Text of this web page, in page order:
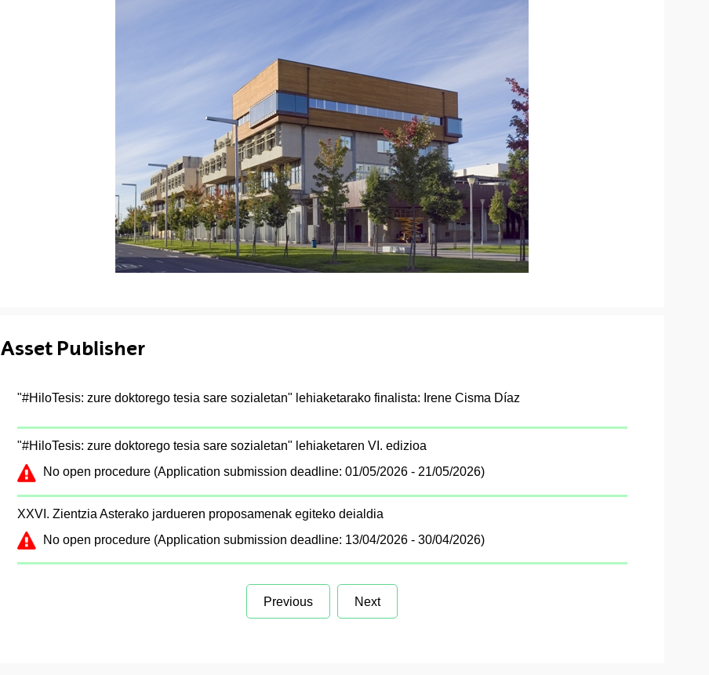
Asset Publisher
"#HiloTesis: zure doktorego tesia sare sozialetan" lehiaketarako finalista: Irene Cisma Díaz
"#HiloTesis: zure doktorego tesia sare sozialetan" lehiaketaren VI. edizioa
No open procedure (Application submission deadline: 01/05/2026 - 21/05/2026)
XXVI. Zientzia Asterako jardueren proposamenak egiteko deialdia
No open procedure (Application submission deadline: 13/04/2026 - 30/04/2026)
Previous Next